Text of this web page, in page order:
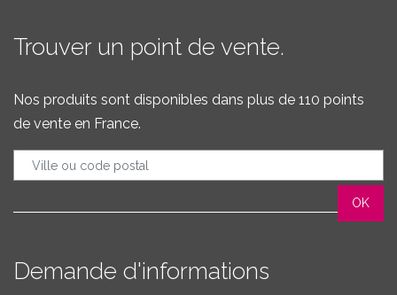
Trouver un point de vente.
Nos produits sont disponibles dans plus de 110 points
de vente en France.
Demande d'informations